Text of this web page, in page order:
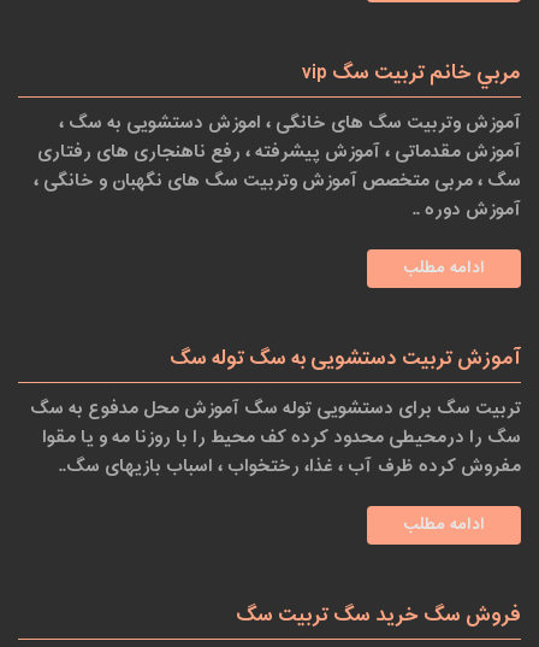
مربي خانم تربيت سگ vip
آموزش وتربیت سگ های خانگی ، اموزش دستشویی به سگ ،
آموزش مقدماتی ، آموزش پیشرفته ، رفع ناهنجاری های رفتاری
سگ ، مربی متخصص آموزش وتربیت سگ های نگهبان و خانگی ،
آموزش دوره ..
ادامه مطلب
آموزش تربیت دستشویی به سگ توله سگ
تربیت سگ برای دستشویی توله سگ آموزش محل مدفوع به سگ
سگ را درمحیطی محدود کرده کف محیط را با روزنا مه و یا مقوا
مفروش کرده ظرف آب ، غذا، رختخواب ، اسباب بازیهای سگ..
ادامه مطلب
فروش سگ خرید سگ تربیت سگ